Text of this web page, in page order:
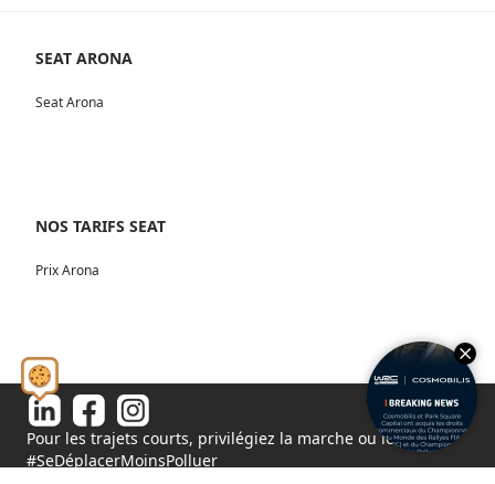
SEAT ARONA
Seat Arona
NOS TARIFS SEAT
Prix Arona
Pour les trajets courts, privilégiez la marche ou le vélo.
#SeDéplacerMoinsPolluer